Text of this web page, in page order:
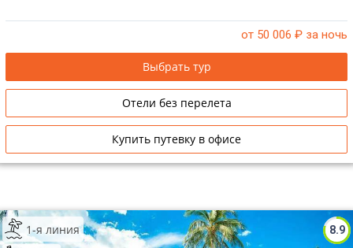
от 50 006 ₽ за ночь
Выбрать тур
Отели без перелета
Купить путевку в офисе
8.9
1-я линия